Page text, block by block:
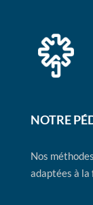
NOTRE
Nos
adaptées à